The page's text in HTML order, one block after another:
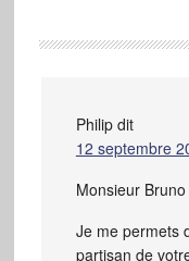
Philip dit
12 septembre
Monsieur
Je me permets
partisan de